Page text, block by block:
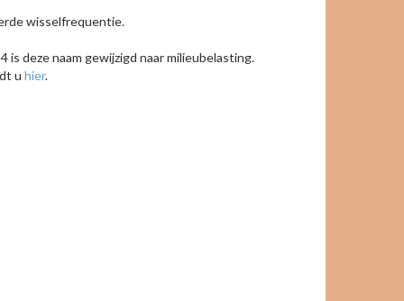
wisselfrequentie.
deze naam gewijzigd naar milieubelasting.
u hier.